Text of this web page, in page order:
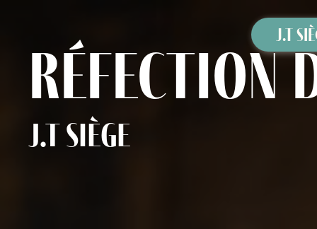
J.T
réfection
J.T Siège